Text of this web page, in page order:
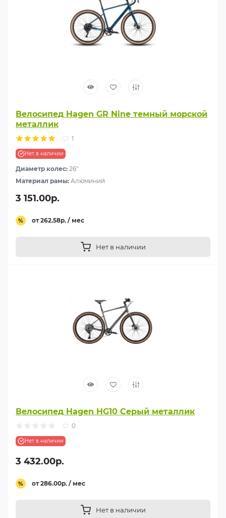
Велосипед Hagen GR Nine темный морской
металлик
1
Нет в наличии
Диаметр колес: 26"
Материал рамы: Алюминий
3 151.00р.
% от 262.58р. / мес
Нет в наличии
Велосипед Hagen HG10 Серый металлик
0
Нет в наличии
3 432.00р.
% от 286.00р. / мес
Нет в наличии